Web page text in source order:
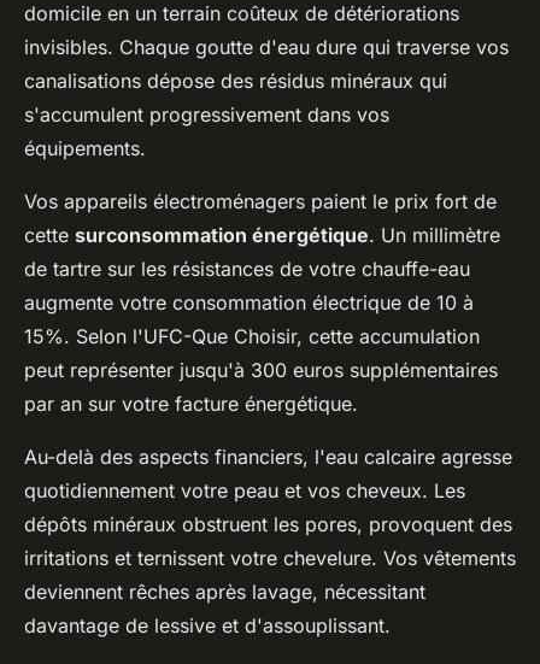
domicile en un terrain coûteux de détériorations
invisibles. Chaque goutte d'eau dure qui traverse vos
canalisations dépose des résidus minéraux qui
s'accumulent progressivement dans vos
équipements.
Vos appareils électroménagers paient le prix fort de
cette surconsommation énergétique. Un millimètre
de tartre sur les résistances de votre chauffe-eau
augmente votre consommation électrique de 10 à
15%. Selon l'UFC-Que Choisir, cette accumulation
peut représenter jusqu'à 300 euros supplémentaires
par an sur votre facture énergétique.
Au-delà des aspects financiers, l'eau calcaire agresse
quotidiennement votre peau et vos cheveux. Les
dépôts minéraux obstruent les pores, provoquent des
irritations et ternissent votre chevelure. Vos vêtements
deviennent rêches après lavage, nécessitant
davantage de lessive et d'assouplissant.